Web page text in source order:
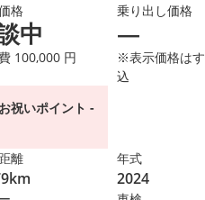
格
中
乗り出し価格
―
100,000 円
※表示価格は
込
祝いポイント -
離
年式
2024